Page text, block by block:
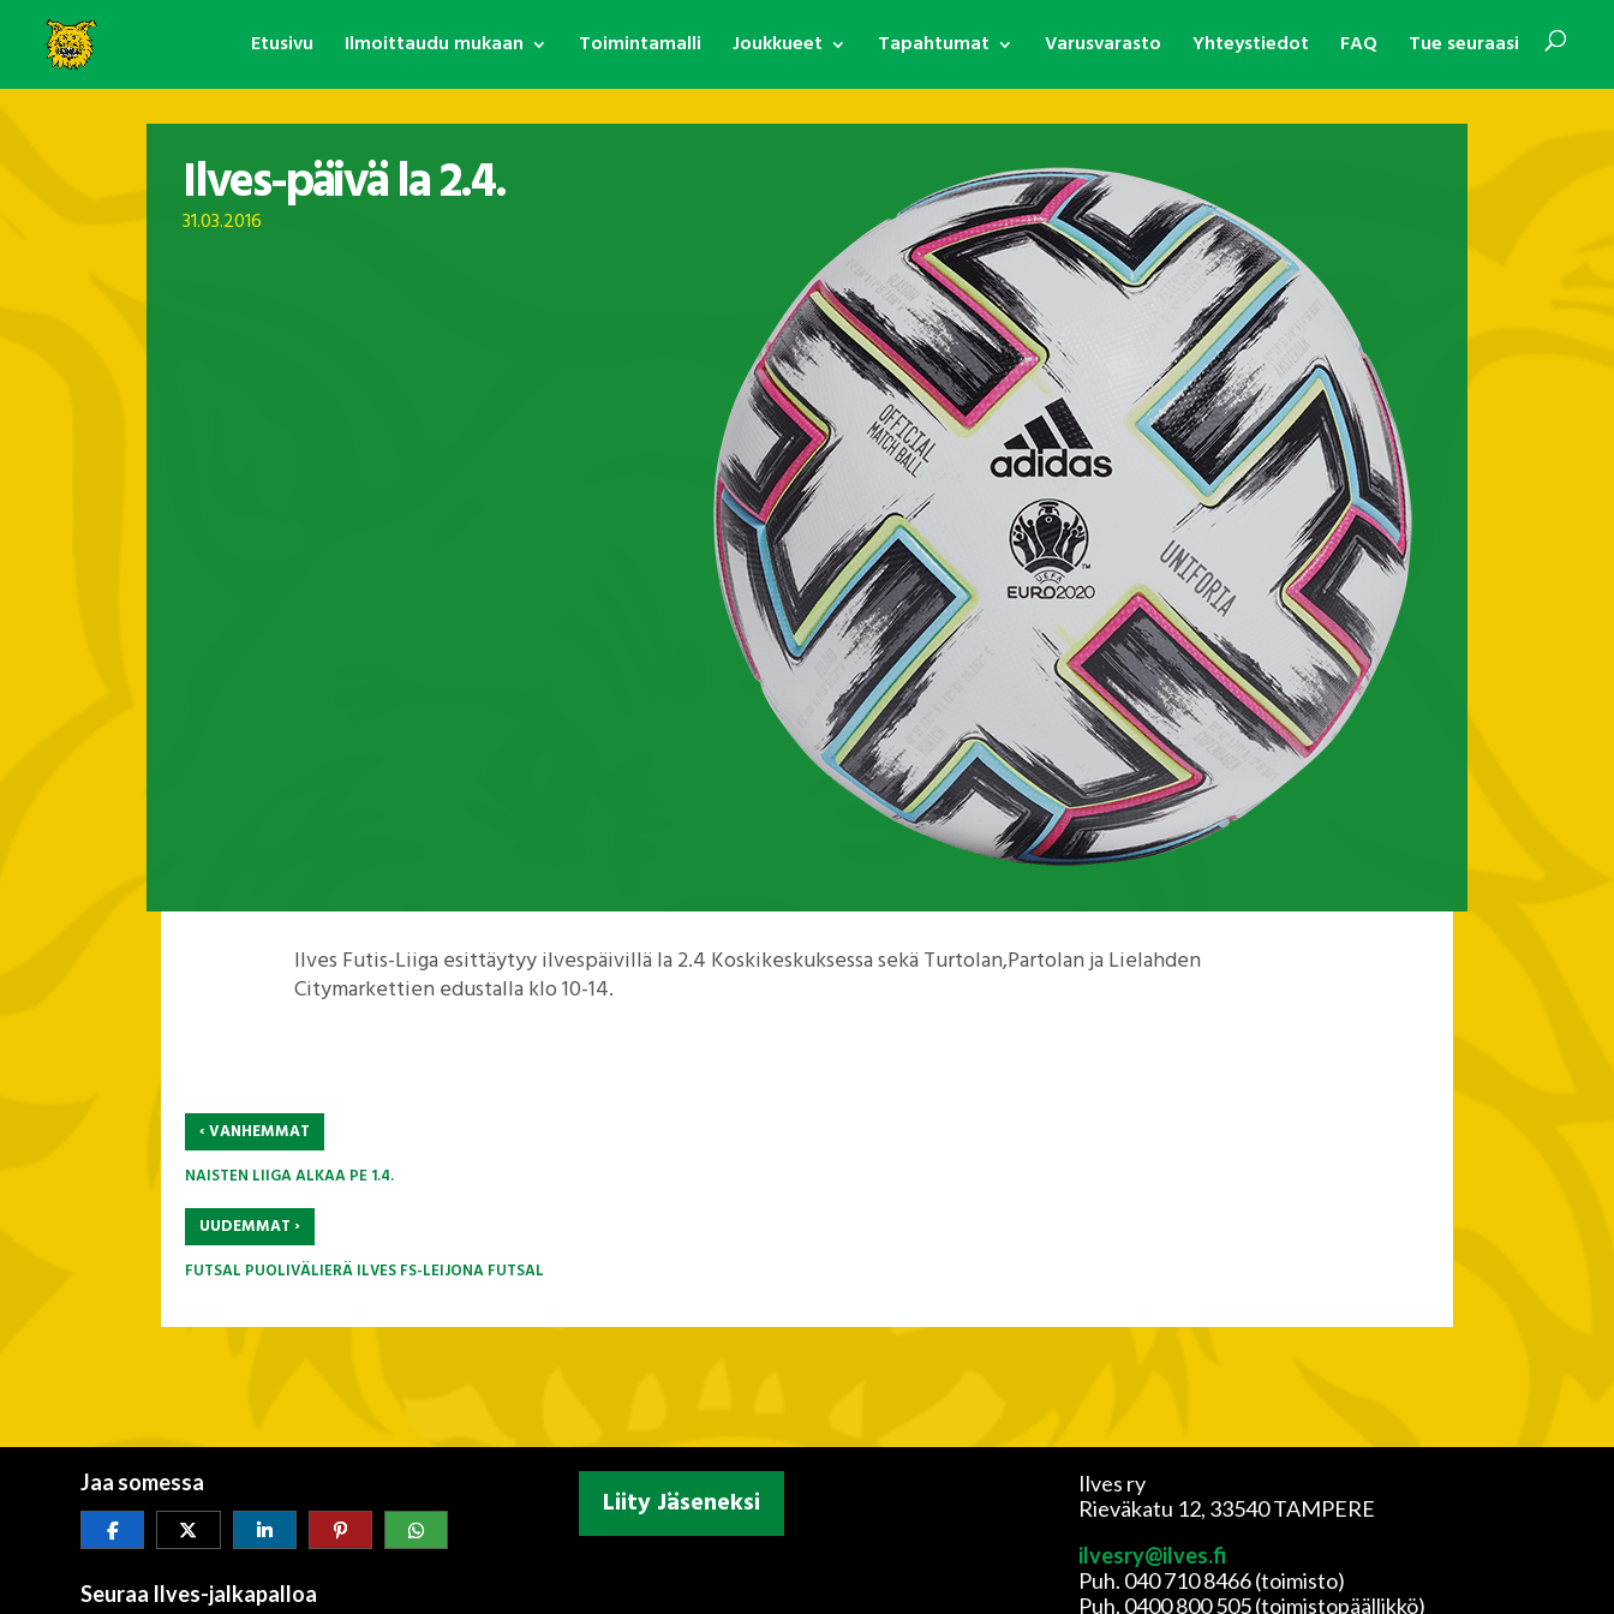
Etusivu Ilmoittaudu mukaan Toimintamalli Joukkueet Tapahtumat Varusvarasto Yhteystiedot FAQ Tue seuraasi
Ilves-päivä la 2.4.
31.03.2016
Ilves Futis-Liiga esittäytyy ilvespäivillä la 2.4 Koskikeskuksessa sekä Turtolan,Partolan ja Lielahden
Citymarkettien edustalla klo 10-14.
‹VANHEMMAT
NAISTEN LIIGA ALKAA PE 1.4.
UUDEMMAT›
FUTSAL PUOLIVÄLIERÄ ILVES FS-LEIJONA FUTSAL
Jaa somessa
Seuraa Ilves-jalkapalloa
Liity Jäseneksi
Ilves ry
Rieväkatu 12, 33540 TAMPERE
ilvesry@ilves.fi
Puh. 040 710 8466 (toimisto)
Puh. 0400 800 505 (toimistopäällikkö)